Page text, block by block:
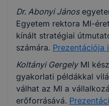
Dr. Abonyi János
Egyetem rektora MI-
kínált stratégiai
számára. Prezentációja
Koltányi GergelyMI
gyakorlati példákkal
válhat az MI a
erőforrásává.